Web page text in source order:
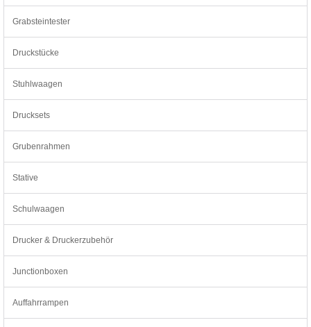
Grabsteintester
Druckstücke
Stuhlwaagen
Drucksets
Grubenrahmen
Stative
Schulwaagen
Drucker & Druckerzubehör
Junctionboxen
Auffahrrampen